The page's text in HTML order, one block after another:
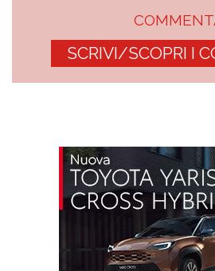
SCRIVI/SCOPRI I